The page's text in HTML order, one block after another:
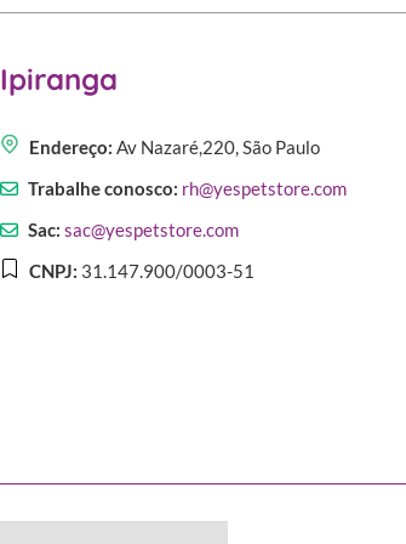
Ipiranga
Endereço: Av Nazaré,220, São Paulo
Trabalhe conosco: rh@yespetstore.com
Sac: sac@yespetstore.com
CNPJ: 31.147.900/0003-51